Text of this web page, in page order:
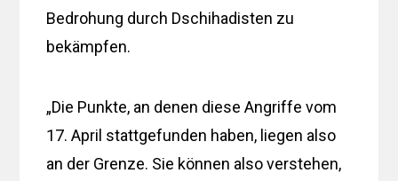
Bedrohung durch Dschihadisten zu
bekämpfen.
„Die Punkte, an denen diese Angriffe vom
17. April stattgefunden haben, liegen also
an der Grenze. Sie können also verstehen,